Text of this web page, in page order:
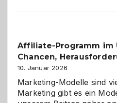
Affiliate-Programm im
Chancen,
10. Januar 2026
Marketing-Modelle sind
Marketing gibt es ein